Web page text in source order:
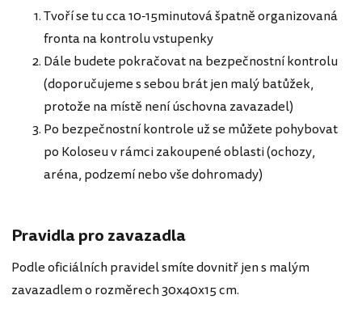
Tvoří se tu cca 10-15minutová špatně organizovaná
fronta na kontrolu vstupenky
Dále budete pokračovat na bezpečnostní kontrolu
(doporučujeme s sebou brát jen malý batůžek,
protože na místě není úschovna zavazadel)
Po bezpečnostní kontrole už se můžete pohybovat
po Koloseu v rámci zakoupené oblasti (ochozy,
aréna, podzemí nebo vše dohromady)
Pravidla pro zavazadla
Podle oficiálních pravidel smíte dovnitř jen s malým
zavazadlem o rozměrech 30x40x15 cm.